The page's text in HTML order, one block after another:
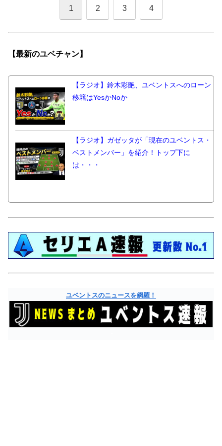
1 2 3 4
【最新のユベチャン】
【ラジオ】鈴木彩艶、ユベントスへのローン
移籍はYesかNoか
【ラジオ】ガゼッタが「現在のユベントス・
ベストメンバー」を紹介！トップ下に
は・・・
ユベントスのニュースを網羅！